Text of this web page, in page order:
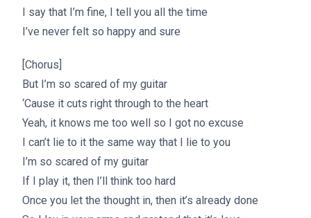
I say that I’m fine, I tell you all the time
I’ve never felt so happy and sure
[Chorus]
But I’m so scared of my guitar
‘Cause it cuts right through to the heart
Yeah, it knows me too well so I got no excuse
I can’t lie to it the same way that I lie to you
I’m so scared of my guitar
If I play it, then I’ll think too hard
Once you let the thought in, then it’s already done